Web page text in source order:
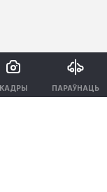
КАДРЫ ПАРАЎНАЦЬ